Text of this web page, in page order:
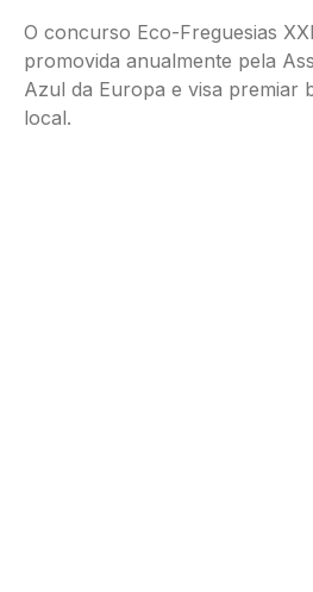
O concurso Eco-Freguesias
promovida anualmente pela
Azul da Europa e visa premiar
local.